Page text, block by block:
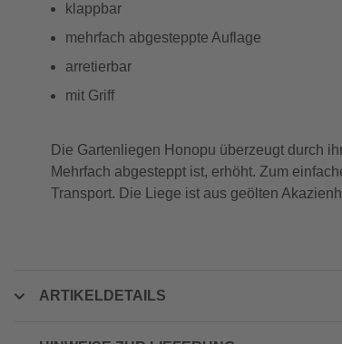
klappbar
mehrfach abgesteppte Auflage
arretierbar
mit Griff
Die Gartenliegen Honopu überzeugt durch
Mehrfach abgesteppt ist, erhöht. Zum
Transport. Die Liege ist aus geölten
ARTIKELDETAILS